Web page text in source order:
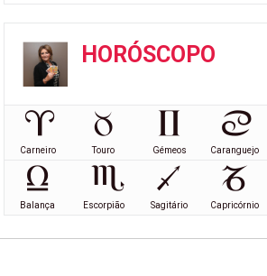
HORÓSCOPO
Carneiro Touro Gémeos Caranguejo
Balança Escorpião Sagitário Capricórnio